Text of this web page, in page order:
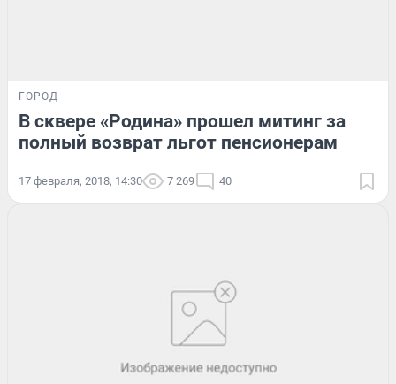
ГОРОД
В сквере «Родина» прошел митинг за
полный возврат льгот пенсионерам
17 февраля, 2018, 14:30 7 269 40